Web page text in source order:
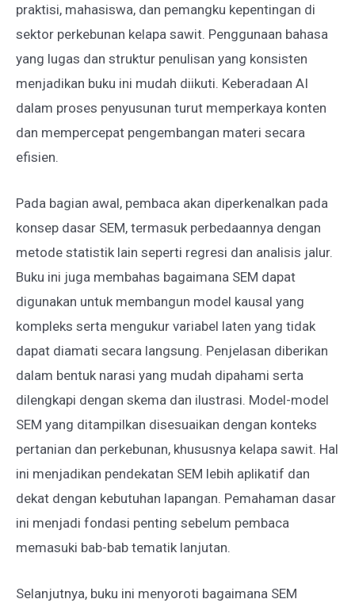
praktisi, mahasiswa, dan pemangku kepentingan di
sektor perkebunan kelapa sawit. Penggunaan bahasa
yang lugas dan struktur penulisan yang konsisten
menjadikan buku ini mudah diikuti. Keberadaan AI
dalam proses penyusunan turut memperkaya konten
dan mempercepat pengembangan materi secara
efisien.
Pada bagian awal, pembaca akan diperkenalkan pada
konsep dasar SEM, termasuk perbedaannya dengan
metode statistik lain seperti regresi dan analisis jalur.
Buku ini juga membahas bagaimana SEM dapat
digunakan untuk membangun model kausal yang
kompleks serta mengukur variabel laten yang tidak
dapat diamati secara langsung. Penjelasan diberikan
dalam bentuk narasi yang mudah dipahami serta
dilengkapi dengan skema dan ilustrasi. Model-model
SEM yang ditampilkan disesuaikan dengan konteks
pertanian dan perkebunan, khususnya kelapa sawit. Hal
ini menjadikan pendekatan SEM lebih aplikatif dan
dekat dengan kebutuhan lapangan. Pemahaman dasar
ini menjadi fondasi penting sebelum pembaca
memasuki bab-bab tematik lanjutan.
Selanjutnya, buku ini menyoroti bagaimana SEM